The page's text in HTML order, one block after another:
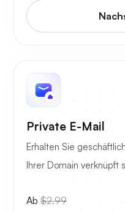
Private E-Mail
Erhalten Sie
Ihrer Domain verknüpft
Ab $2.99